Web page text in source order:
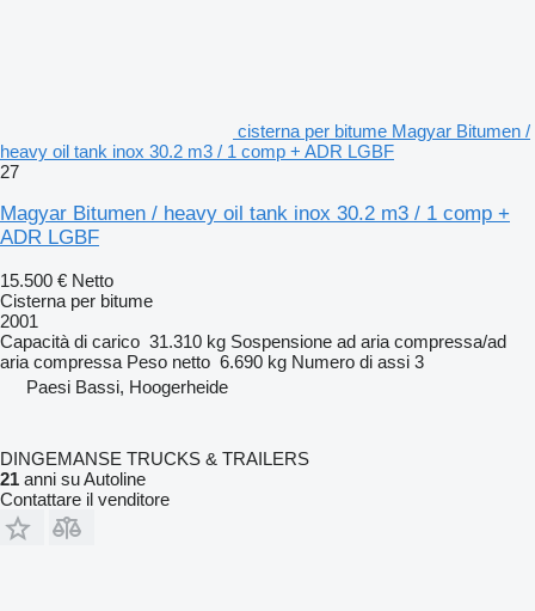
cisterna per bitume Magyar Bitumen /
heavy oil tank inox 30.2 m3 / 1 comp + ADR LGBF
27
Magyar Bitumen / heavy oil tank inox 30.2 m3 / 1 comp +
ADR LGBF
15.500 € Netto
Cisterna per bitume
2001
Capacità di carico 31.310 kg Sospensione ad aria compressa/ad
aria compressa Peso netto 6.690 kg Numero di assi 3
Paesi Bassi, Hoogerheide
DINGEMANSE TRUCKS & TRAILERS
21 anni su Autoline
Contattare il venditore